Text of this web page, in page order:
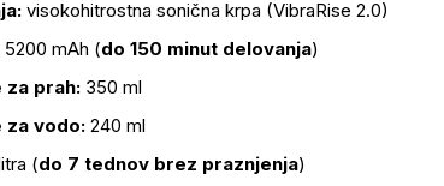
visokohitrostna sonična krpa (VibraRise 2.0)
5200 mAh (do 150 minut delovanja)
za prah: 350 ml
za vodo: 240 ml
(do 7 tednov brez praznjenja)